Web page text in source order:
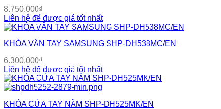
8.750.000₫
Liên hệ để được giá tốt nhất
KHÓA VÂN TAY SAMSUNG SHP-DH538MC/EN
6.300.000₫
Liên hệ để được giá tốt nhất
KHÓA CỬA TAY NẮM SHP-DH525MK/EN